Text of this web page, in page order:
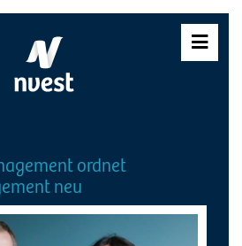
ordnet
neu